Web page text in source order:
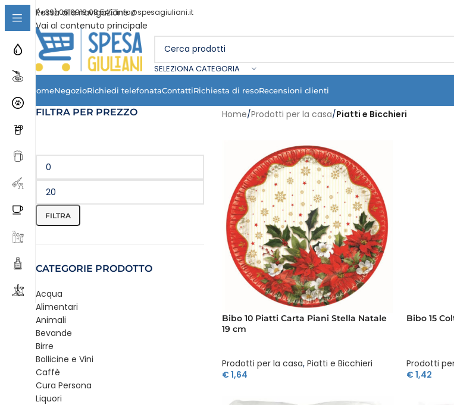
Passa alla navigazione
Vai al contenuto principale
(+39) 06 9918 08 54 info@spesagiuliani.it
SELEZIONA CATEGORIA
HomeNegozioRichiedi telefonataContattiRichiesta di resoRecensioni clienti
FILTRA PER PREZZO
FILTRA
CATEGORIE PRODOTTO
Acqua
Alimentari
Animali
Bevande
Birre
Bollicine e Vini
Caffè
Cura Persona
Liquori
Home/Prodotti per la casa/Piatti e Bicchieri
Bibo 10 Piatti Carta Piani Stella Natale
19 cm
Prodotti per la casa, Piatti e Bicchieri
€1,64
Bibo 15
Prodotti
€1,42